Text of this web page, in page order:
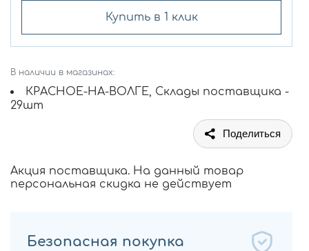
Купить в 1 клик
В наличии в магазинах:
КРАСНОЕ-НА-ВОЛГЕ, Склады поставщика -
29шт
Поделиться
Акция поставщика. На данный товар
персональная скидка не действует
Безопасная покупка